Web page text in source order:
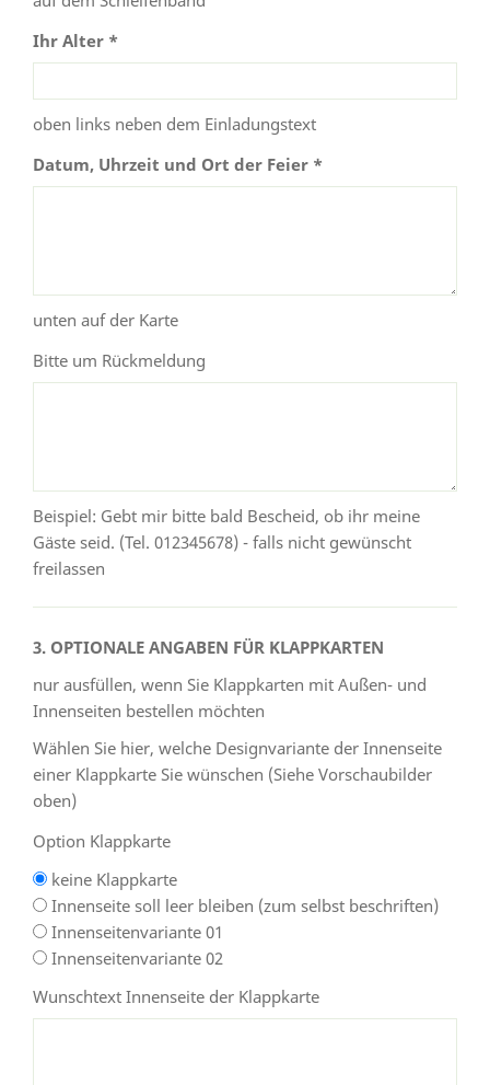
Ihr Alter *
oben links neben dem Einladungstext
Datum, Uhrzeit und Ort der Feier *
unten auf der Karte
Bitte um Rückmeldung
Beispiel: Gebt mir bitte bald Bescheid, ob ihr meine
Gäste seid. (Tel. 012345678) - falls nicht gewünscht
freilassen
3. OPTIONALE ANGABEN FÜR KLAPPKARTEN
nur ausfüllen, wenn Sie Klappkarten mit Außen- und
Innenseiten bestellen möchten
Wählen Sie hier, welche Designvariante der Innenseite
einer Klappkarte Sie wünschen (Siehe Vorschaubilder
oben)
Option Klappkarte
keine Klappkarte
Innenseite soll leer bleiben (zum selbst beschriften)
Innenseitenvariante 01
Innenseitenvariante 02
Wunschtext Innenseite der Klappkarte